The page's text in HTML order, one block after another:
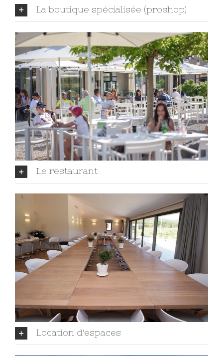
La boutique spécialisée (proshop)
Le restaurant
Location d'espaces